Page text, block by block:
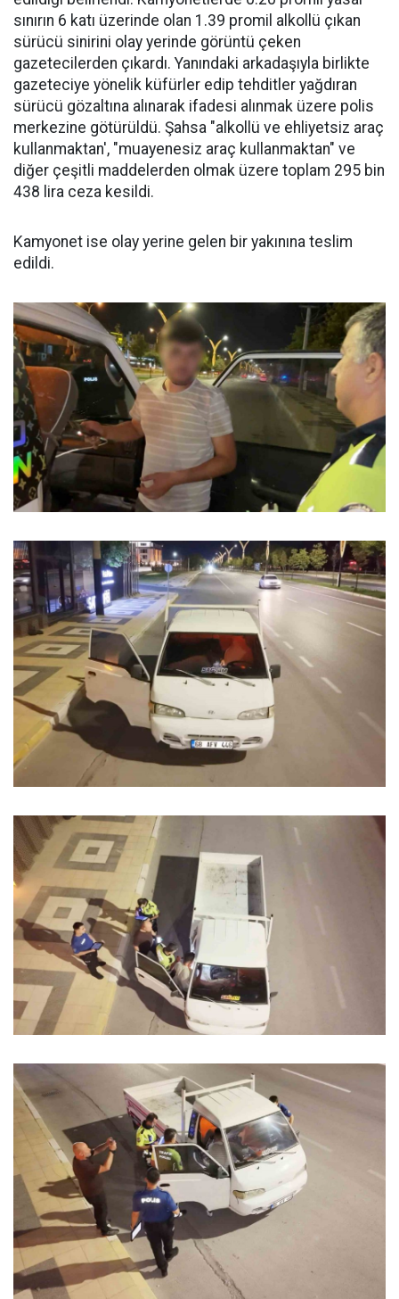
sınırın 6 katı üzerinde olan 1.39 promil alkollü çıkan
sürücü sinirini olay yerinde görüntü çeken
gazetecilerden çıkardı. Yanındaki arkadaşıyla birlikte
gazeteciye yönelik küfürler edip tehditler yağdıran
sürücü gözaltına alınarak ifadesi alınmak üzere polis
merkezine götürüldü. Şahsa "alkollü ve ehliyetsiz araç
kullanmaktan', "muayenesiz araç kullanmaktan" ve
diğer çeşitli maddelerden olmak üzere toplam 295 bin
438 lira ceza kesildi.
Kamyonet ise olay yerine gelen bir yakınına teslim
edildi.